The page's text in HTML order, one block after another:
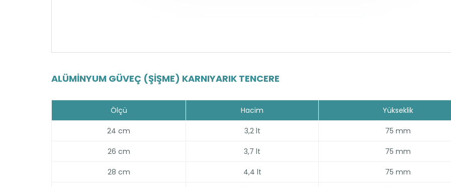
ALÜMINYUM GÜVEÇ (ŞIŞME) KARNIYARIK TENCERE
Ölçü Hacim Yükseklik
24 cm 3,2 lt 75 mm
26 cm 3,7 lt 75 mm
28 cm 4,4 lt 75 mm